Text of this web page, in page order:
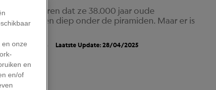
beweren dat ze 38.000 jaar oude
begraven diep onder de piramiden. Maar er is
MYRTHE PRINS Laatste Update: 28/04/2025
en onze
en
en/of